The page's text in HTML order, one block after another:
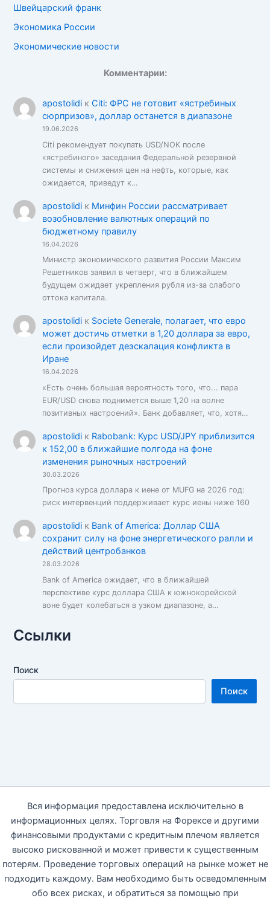
Швейцарский франк
Экономика России
Экономические новости
Комментарии:
apostolidiк Citi: ФРС не готовит «ястребиных
сюрпризов», доллар останется в диапазоне
19.06.2026
Citi рекомендует покупать USD/NOK после
«ястребиного» заседания Федеральной резервной
системы и снижения цен на нефть, которые, как
ожидается, приведут к…
apostolidiк Минфин России рассматривает
возобновление валютных операций по
бюджетному правилу
16.04.2026
Министр экономического развития России Максим
Решетников заявил в четверг, что в ближайшем
будущем ожидает укрепления рубля из-за слабого
оттока капитала.
apostolidiк Societe Generale, полагает, что евро
может достичь отметки в 1,20 доллара за евро,
если произойдет деэскалация конфликта в
Иране
16.04.2026
«Есть очень большая вероятность того, что... пара
EUR/USD снова поднимется выше 1,20 на волне
позитивных настроений». Банк добавляет, что, хотя…
apostolidiк Rabobank: Курс USD/JPY приблизится
к 152,00 в ближайшие полгода на фоне
изменения рыночных настроений
30.03.2026
Прогноз курса доллара к иене от MUFG на 2026 год:
риск интервенций поддерживает курс иены ниже 160
apostolidiк Bank of America: Доллар США
сохранит силу на фоне энергетического ралли и
действий центробанков
28.03.2026
Bank of America ожидает, что в ближайшей
перспективе курс доллара США к южнокорейской
воне будет колебаться в узком диапазоне, а…
Ссылки
Поиск
Поиск
Вся информация предоставлена исключительно в
информационных целях. Торговля на Форексе и другими
финансовыми продуктами с кредитным плечом является
высоко рискованной и может привести к существенным
потерям. Проведение торговых операций на рынке может не
подходить каждому. Вам необходимо быть осведомленным
обо всех рисках, и обратиться за помощью при